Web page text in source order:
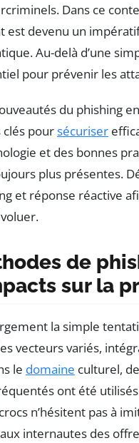
Dans ce
est devenu un
Au-delà d’une
pour prévenir les
du phishing
poursécuriser
et des bonnes
plus présentes.
et réponse réactive
de
sur la
la simple
vecteurs variés,
le domaine culturel,
ont été
n’hésitent pas à
internautes des